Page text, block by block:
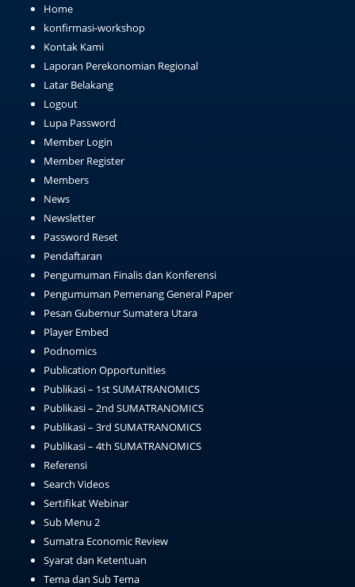
Home
konfirmasi-workshop
Kontak Kami
Laporan Perekonomian Regional
Latar Belakang
Logout
Lupa Password
Member Login
Member Register
Members
News
Newsletter
Password Reset
Pendaftaran
Pengumuman Finalis dan Konferensi
Pengumuman Pemenang General Paper
Pesan Gubernur Sumatera Utara
Player Embed
Podnomics
Publication Opportunities
Publikasi – 1st SUMATRANOMICS
Publikasi – 2nd SUMATRANOMICS
Publikasi – 3rd SUMATRANOMICS
Publikasi – 4th SUMATRANOMICS
Referensi
Search Videos
Sertifikat Webinar
Sub Menu 2
Sumatra Economic Review
Syarat dan Ketentuan
Tema dan Sub Tema